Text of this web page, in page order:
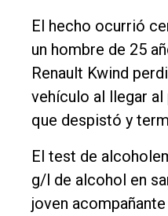
Contacto
El hecho ocurrió
un hombre de 25
Renault Kwind
vehículo al llegar al
que despistó y
El test de
g/l de alcohol en
joven